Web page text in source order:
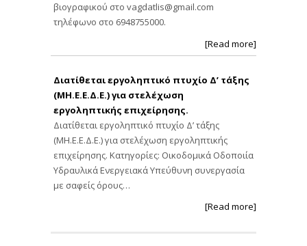
βιογραφικού στο vagdatlis@gmail.com
τηλέφωνο στο 6948755000.
[Read more]
Διατίθεται εργοληπτικό πτυχίο Δ’ τάξης
(ΜΗ.Ε.Ε.Δ.Ε.) για στελέχωση
εργοληπτικής επιχείρησης.
Διατίθεται εργοληπτικό πτυχίο Δ’ τάξης
(ΜΗ.Ε.Ε.Δ.Ε.) για στελέχωση εργοληπτικής
επιχείρησης. Κατηγορίες: Οικοδομικά Οδοποιία
Υδραυλικά Ενεργειακά Υπεύθυνη συνεργασία
με σαφείς όρους…
[Read more]